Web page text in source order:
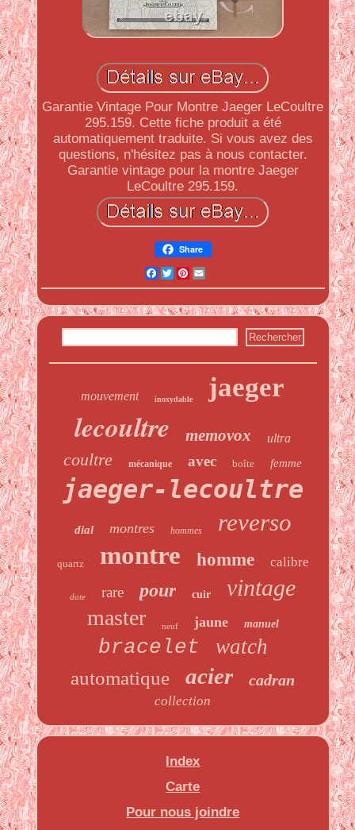
Garantie Vintage Pour Montre Jaeger LeCoultre
295.159. Cette fiche produit a été
automatiquement traduite. Si vous avez des
questions, n'hésitez pas à nous contacter.
Garantie vintage pour la montre Jaeger
LeCoultre 295.159.
Share
Facebook
Twitter
Pinterest
Email
mouvement inoxydable jaeger
lecoultre memovox ultra
coultre mécanique avec boîte femme
jaeger-lecoultre
dial montres hommes reverso
quartz montre homme calibre
date rare pour cuir vintage
master neuf jaune manuel
bracelet watch
automatique acier cadran
collection
Index
Carte
Pour nous joindre